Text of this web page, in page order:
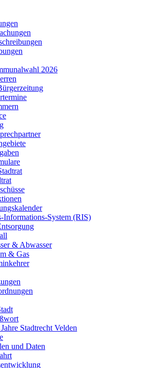
2026
Informations-System (RIS)
& Abwasser
& Gas
Stadtrecht Velden
und Daten